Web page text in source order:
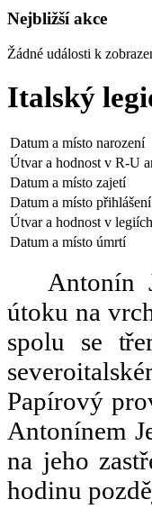
Nejbližší akce
Žádné události k
Italský
Datum a místo narození
Útvar a hodnost v R-U
Datum a místo zajetí
Datum a místo
Útvar a hodnost v legiích
Datum a místo úmrtí
Antonín
útoku na
spolu se
Papírový
Antonínem
na jeho
hodinu